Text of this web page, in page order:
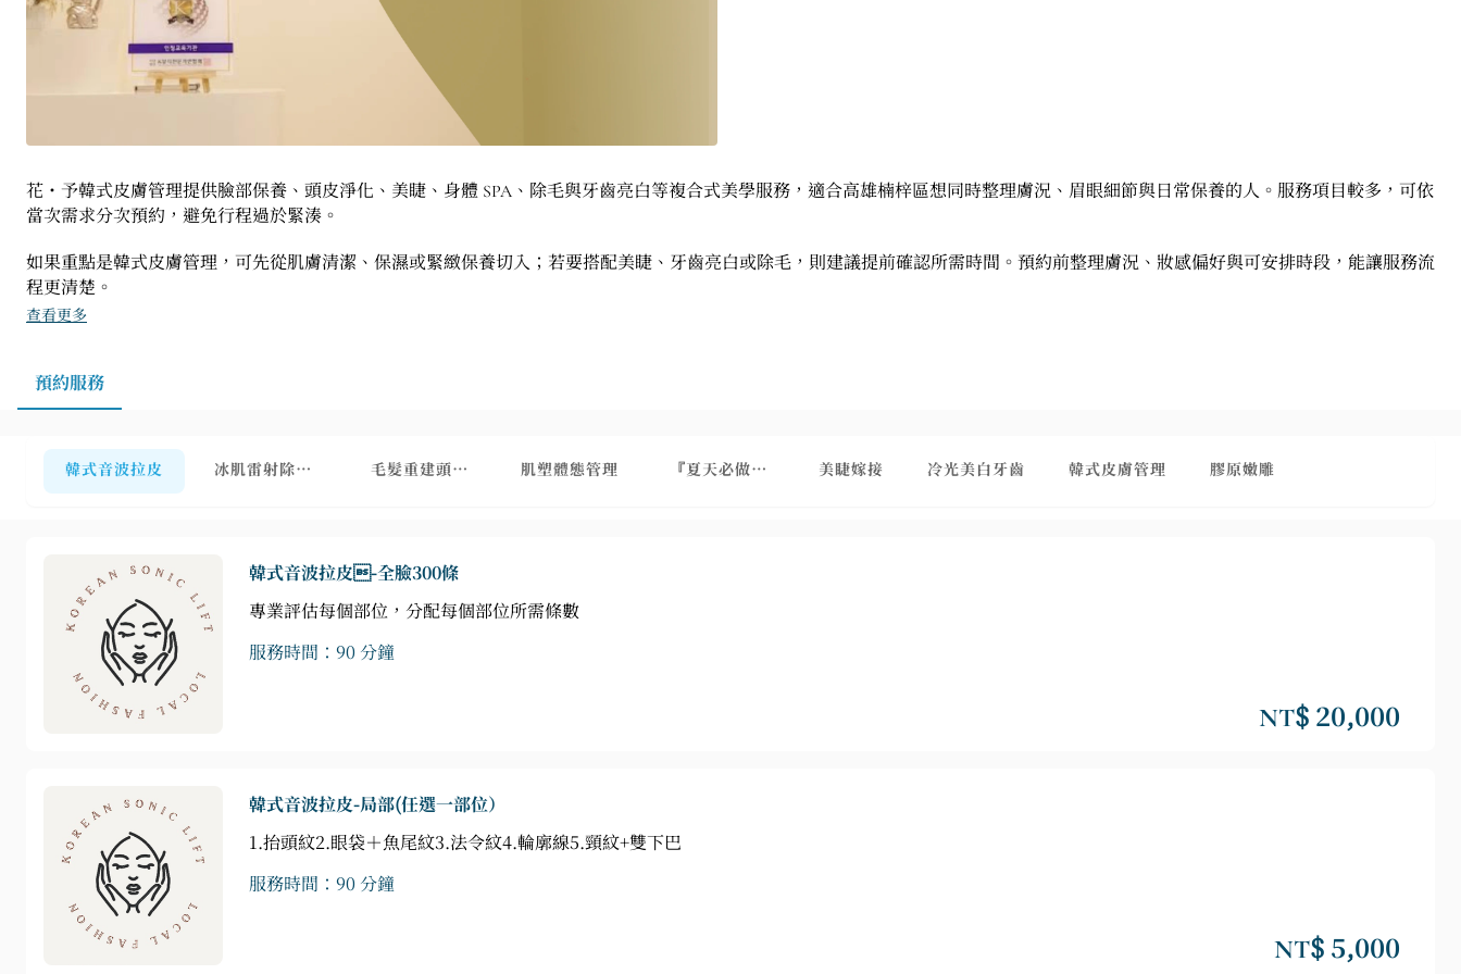
花・予韓式皮膚管理提供臉部保養、頭皮淨化、美睫、身體 SPA、除毛與牙齒亮白等複合式美學服務，適合高雄楠梓區想同時整理膚況、眉眼細節與日常保養的人。服務項目較多，可依
當次需求分次預約，避免行程過於緊湊。
如果重點是韓式皮膚管理，可先從肌膚清潔、保濕或緊緻保養切入；若要搭配美睫、牙齒亮白或除毛，則建議提前確認所需時間。預約前整理膚況、妝感偏好與可安排時段，能讓服務流
程更清楚。
查看更多
預約服務
韓式音波拉皮 冰肌雷射除毛（無痛）毛髮重建頭皮管理 肌塑體態管理 『夏天必做』靚白美背管理
美睫嫁接 冷光美白牙齒 韓式皮膚管理 膠原嫩雕
韓式音波拉皮-全臉300條
專業評估每個部位，分配每個部位所需條數
服務時間：90 分鐘
NT$ 20,000
韓式音波拉皮-局部(任選一部位）
1.抬頭紋2.眼袋＋魚尾紋3.法令紋4.輪廓線5.頸紋+雙下巴
服務時間：90 分鐘
NT$ 5,000